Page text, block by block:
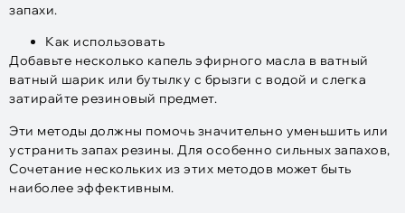
запахи.
Как использовать
Добавьте несколько капель эфирного масла в ватный
ватный шарик или бутылку с брызги с водой и слегка
затирайте резиновый предмет.
Эти методы должны помочь значительно уменьшить или
устранить запах резины. Для особенно сильных запахов,
Сочетание нескольких из этих методов может быть
наиболее эффективным.